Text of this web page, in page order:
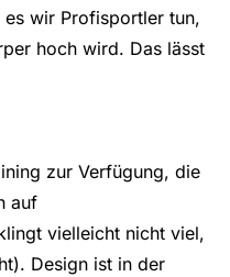
wir Profisportler tun,
hoch wird. Das lässt
zur Verfügung, die
auf
vielleicht nicht viel,
Design ist in der